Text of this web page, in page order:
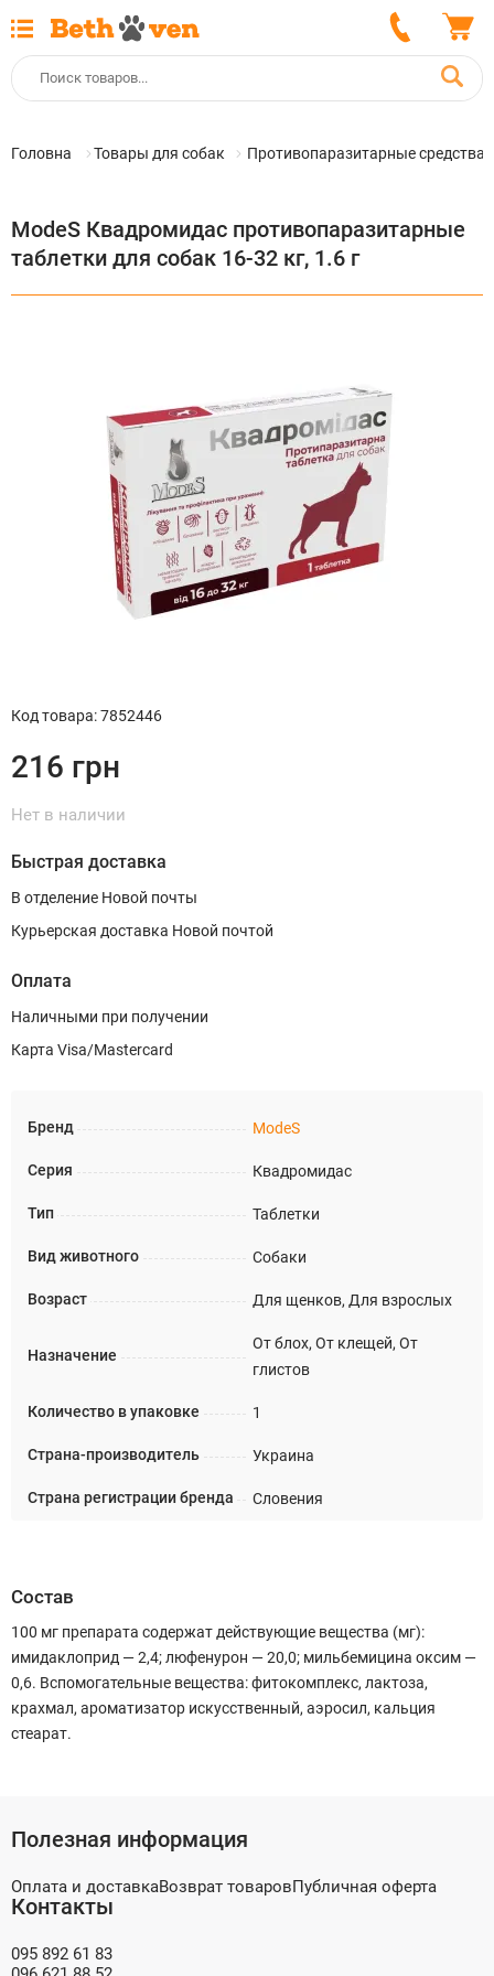
Головна Товары для собак Противопаразитарные средства
ModeS Квадромидас противопаразитарные
таблетки для собак 16-32 кг, 1.6 г
Код товара:7852446
216 грн
Нет в наличии
Быстрая доставка
В отделение Новой почты
Курьерская доставка Новой почтой
Оплата
Наличными при получении
Карта Visa/Mastercard
Бренд ModeS
Серия Квадромидас
Тип Таблетки
Вид животного Собаки
Возраст Для щенков, Для взрослых
Назначение
От блох, От клещей, От
глистов
Количество в упаковке 1
Страна-производитель Украина
Страна регистрации бренда Словения
Состав
100 мг препарата содержат действующие вещества (мг):
имидаклоприд — 2,4; люфенурон — 20,0; мильбемицина оксим —
0,6. Вспомогательные вещества: фитокомплекс, лактоза,
крахмал, ароматизатор искусственный, аэросил, кальция
стеарат.
Полезная информация
Оплата и доставкаВозврат товаровПубличная оферта
Контакты
095 892 61 83